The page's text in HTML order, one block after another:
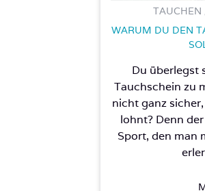
TAUCHEN
WARUM DU DEN
Du überlegst
Tauchschein zu
nicht ganz
lohnt? Denn
Sport, den man